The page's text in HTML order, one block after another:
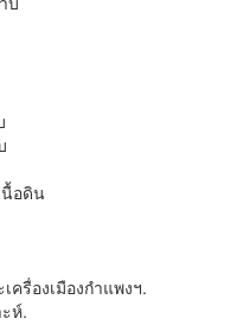
อดิน
รื่องเมืองกำแพงฯ.
ห์.